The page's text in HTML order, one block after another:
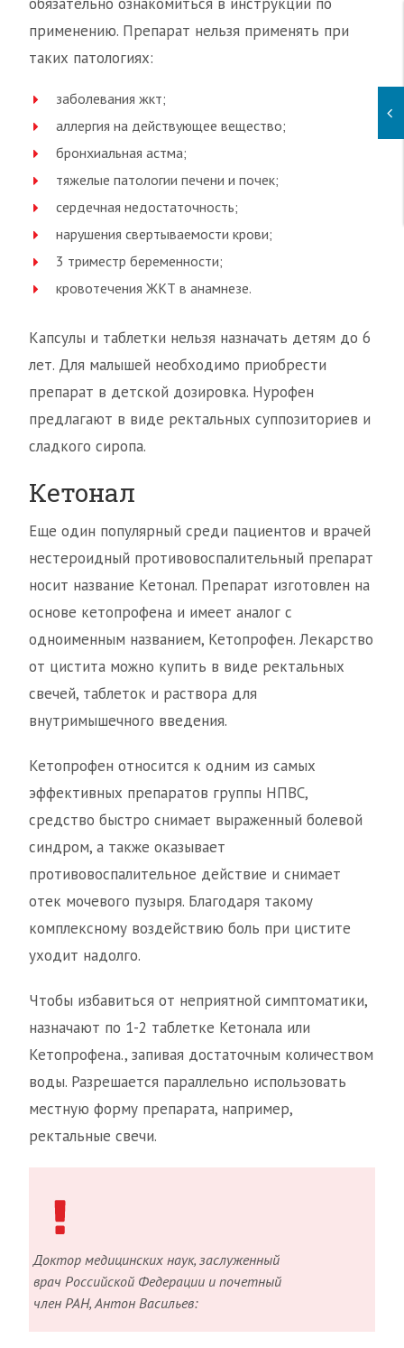
применению. Препарат нельзя применять при
таких патологиях:
заболевания жкт;
аллергия на действующее вещество;
бронхиальная астма;
тяжелые патологии печени и почек;
сердечная недостаточность;
нарушения свертываемости крови;
3 триместр беременности;
кровотечения ЖКТ в анамнезе.
Капсулы и таблетки нельзя назначать детям до 6
лет. Для малышей необходимо приобрести
препарат в детской дозировка. Нурофен
предлагают в виде ректальных суппозиториев и
сладкого сиропа.
Кетонал
Еще один популярный среди пациентов и врачей
нестероидный противовоспалительный препарат
носит название Кетонал. Препарат изготовлен на
основе кетопрофена и имеет аналог с
одноименным названием, Кетопрофен. Лекарство
от цистита можно купить в виде ректальных
свечей, таблеток и раствора для
внутримышечного введения.
Кетопрофен относится к одним из самых
эффективных препаратов группы НПВС,
средство быстро снимает выраженный болевой
синдром, а также оказывает
противовоспалительное действие и снимает
отек мочевого пузыря. Благодаря такому
комплексному воздействию боль при цистите
уходит надолго.
Чтобы избавиться от неприятной симптоматики,
назначают по 1-2 таблетке Кетонала или
Кетопрофена., запивая достаточным количеством
воды. Разрешается параллельно использовать
местную форму препарата, например,
ректальные свечи.
Доктор медицинских наук, заслуженный
врач Российской Федерации и почетный
член РАН, Антон Васильев: